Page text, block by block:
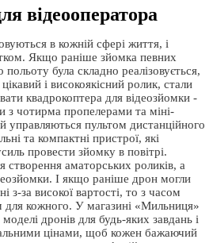
відеооператора
в кожній сфері життя, і
Якщо раніше зйомка певних
була складно реалізовується,
і високоякісний ролик, стали
квадрокоптера для відеозйомки -
з чотирма пропелерами та міні-
управляються пультом дистанційного
та компактні пристрої, які
провести зйомку в повітрі.
створення аматорських роликів, а
І якщо раніше дрон могли
з-за високої вартості, то з часом
для кожного. У магазині «Мильниця»
моделі дронів для будь-яких завдань і
цінами, щоб кожен бажаючий